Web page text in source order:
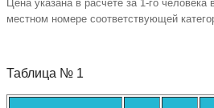
Цена указана в расчете за 1-го
местном номере соответствующей
Таблица № 1